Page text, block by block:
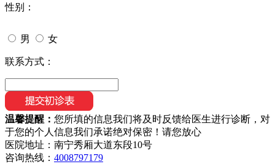
性别：
男 女
联系方式：
温馨提醒： 您所填的信息我们将及时反馈给医生进行诊断，对
于您的个人信息我们承诺绝对保密！请您放心
医院地址：南宁秀厢大道东段10号
咨询热线： 4008797179